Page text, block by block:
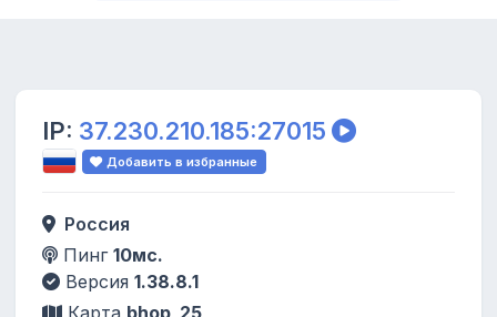
IP: 37.230.210.185:27015
Добавить в избранные
Россия
Пинг 10мс.
Версия 1.38.8.1
Карта bhop_25